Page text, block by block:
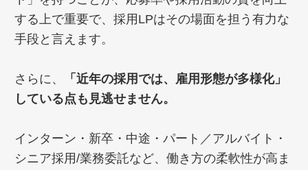
する上で重要で、採用LPはその場面を担う有力な
手段と言えます。
さらに、
「近年の採用では、雇用形態が多様化」
している点も見逃せません。
インターン・新卒・中途・パート／アルバイト・
シニア採用/業務委託など、働き方の柔軟性が高ま